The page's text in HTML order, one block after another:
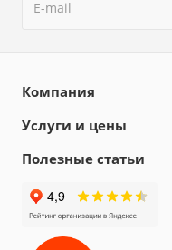
Компания
Услуги и цены
Полезные статьи